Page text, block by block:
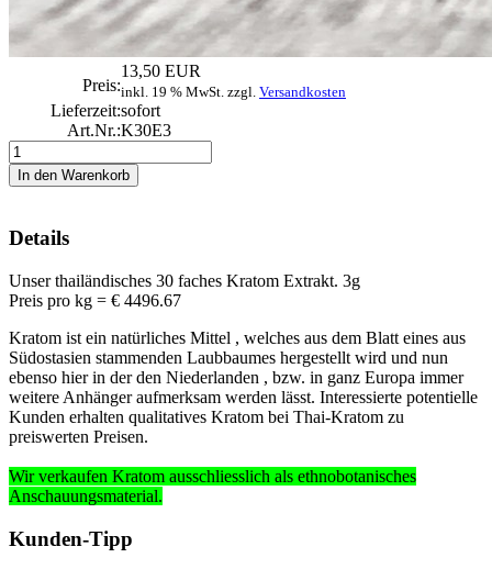
Preis:
13,50 EUR
inkl. 19 % MwSt. zzgl. Versandkosten
Lieferzeit:sofort
Art.Nr.:K30E3
Details
Unser thailändisches 30 faches Kratom Extrakt. 3g
Preis pro kg = € 4496.67
Kratom ist ein natürliches Mittel , welches aus dem Blatt eines aus
Südostasien stammenden Laubbaumes hergestellt wird und nun
ebenso hier in der den Niederlanden , bzw. in ganz Europa immer
weitere Anhänger aufmerksam werden lässt. Interessierte potentielle
Kunden erhalten qualitatives Kratom bei Thai-Kratom zu
preiswerten Preisen.
Wir verkaufen Kratom ausschliesslich als ethnobotanisches
Anschauungsmaterial.
Kunden-Tipp